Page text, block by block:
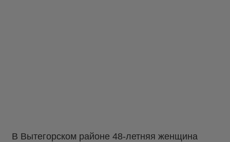
В Вытегорском районе 48-летняя женщина